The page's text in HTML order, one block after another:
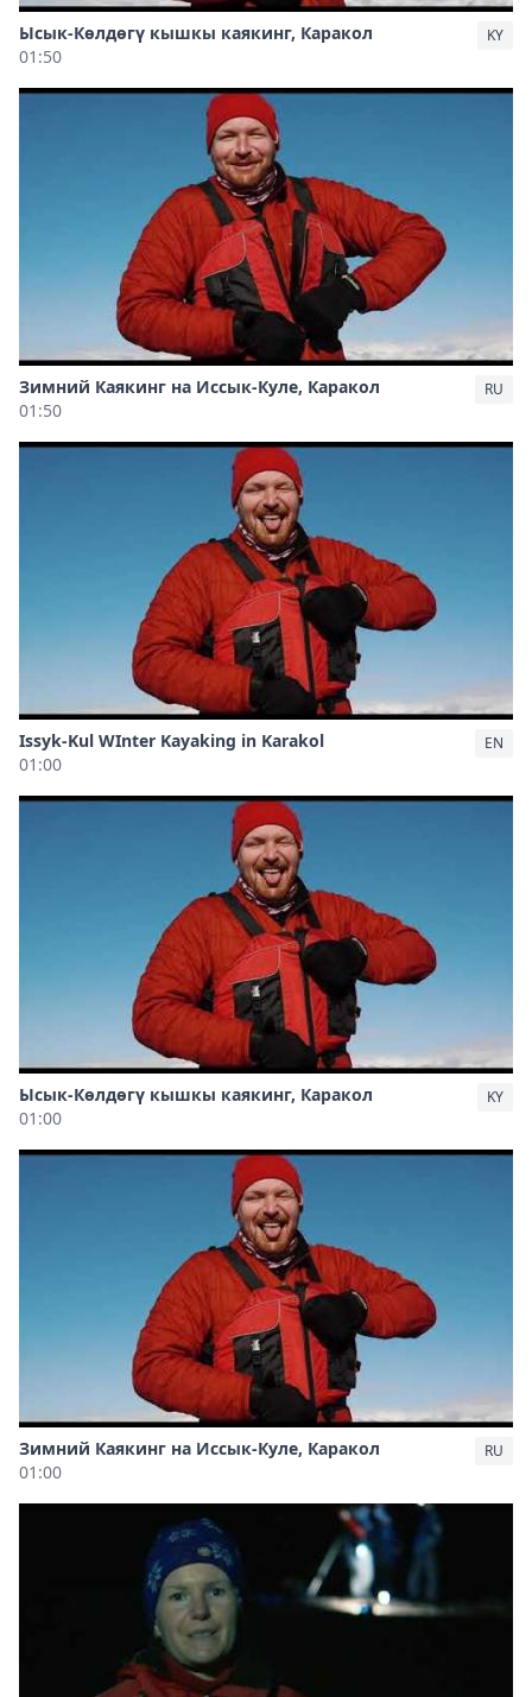
Ысык-Көлдөгү кышкы каякинг, Каракол
01:50
KY
Зимний Каякинг на Иссык-Куле, Каракол
01:50
RU
Issyk-Kul WInter Kayaking in Karakol
01:00
EN
Ысык-Көлдөгү кышкы каякинг, Каракол
01:00
KY
Зимний Каякинг на Иссык-Куле, Каракол
01:00
RU